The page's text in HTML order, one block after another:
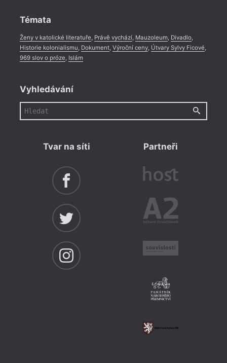
Témata
Ženy v katolické literatuře, Právě vychází, Mauzoleum, Divadlo,
Historie kolonialismu, Dokument, Výroční ceny, Útvary Sylvy Ficové,
969 slov o próze, Islám
Vyhledávání
Tvar na síti Partneři